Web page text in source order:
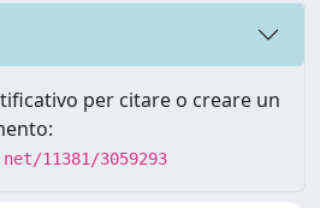
per citare o creare un
11381/3059293